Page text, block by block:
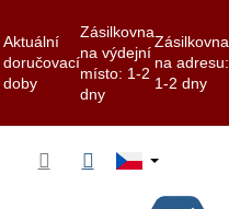
Aktuální
doručovací
doby
Zásilkovna
na výdejní
místo: 1-2
dny
Zásilkovna
na adresu:
1-2 dny